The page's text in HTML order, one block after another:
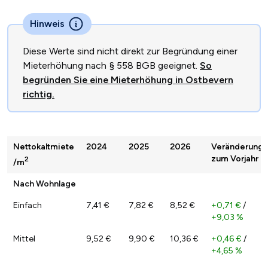
Hinweis
Diese Werte sind nicht direkt zur Begründung einer
Mieterhöhung nach § 558 BGB geeignet. So
begründen Sie eine Mieterhöhung in Ostbevern
richtig.
Nettokaltmiete
/m2
2024 2025 2026
Veränderung
zum Vorjahr
Nach Wohnlage
Einfach 7,41 € 7,82 € 8,52 € +0,71 € /
+9,03 %
Mittel 9,52 € 9,90 € 10,36 € +0,46 € /
+4,65 %